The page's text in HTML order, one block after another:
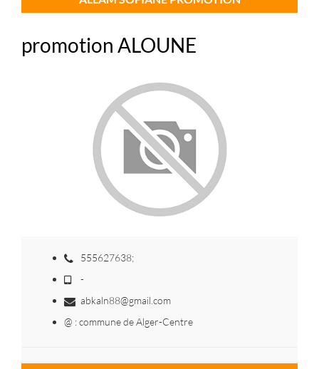
promotion ALOUNE
555627638;
-
abkaln88@gmail.com
@ : commune de Alger-Centre